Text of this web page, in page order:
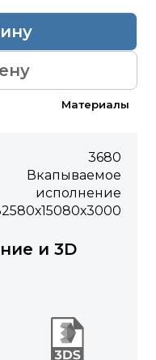
Материалы
3680
Вкапываемое
исполнение
и 3D